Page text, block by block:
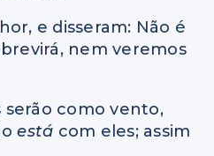
e disseram: Não é
nem veremos
serão como vento,
está com eles; assim